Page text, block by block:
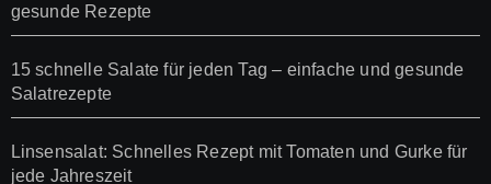
gesunde Rezepte
15 schnelle Salate für jeden Tag – einfache und gesunde
Salatrezepte
Linsensalat: Schnelles Rezept mit Tomaten und Gurke für
jede Jahreszeit